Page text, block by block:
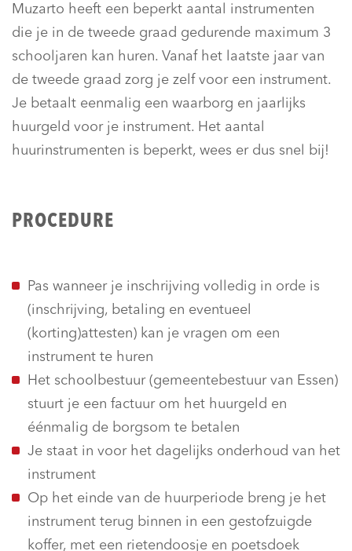
Muzarto heeft een beperkt aantal instrumenten
die je in de tweede graad gedurende maximum 3
schooljaren kan huren. Vanaf het laatste jaar van
de tweede graad zorg je zelf voor een instrument.
Je betaalt eenmalig een waarborg en jaarlijks
huurgeld voor je instrument. Het aantal
huurinstrumenten is beperkt, wees er dus snel bij!
PROCEDURE
Pas wanneer je inschrijving volledig in orde is
(inschrijving, betaling en eventueel
(korting)attesten) kan je vragen om een
instrument te huren
Het schoolbestuur (gemeentebestuur van Essen)
stuurt je een factuur om het huurgeld en
éénmalig de borgsom te betalen
Je staat in voor het dagelijks onderhoud van het
instrument
Op het einde van de huurperiode breng je het
instrument terug binnen in een gestofzuigde
koffer, met een rietendoosje en poetsdoek